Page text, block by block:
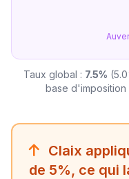
Taux global : 7.5%
base
Claix
de 5%, ce qui